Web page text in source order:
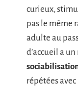
curieux,
pas le même
adulte au
d’accueil a un
répétées